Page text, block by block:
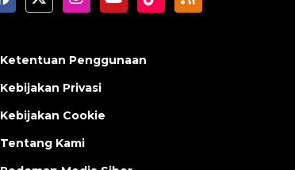
Ketentuan Penggunaan
Kebijakan Privasi
Kebijakan Cookie
Tentang Kami